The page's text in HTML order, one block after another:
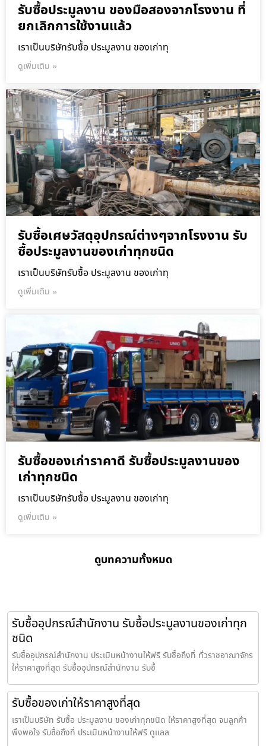
รับซื้อประมูลงาน ของมือสองจากโรงงาน ที่
ยกเลิกการใช้งานแล้ว
เราเป็นบริษัทรับซื้อ ประมูลงาน ของเก่าทุ
ดูเพิ่มเติม »
รับซื้อเศษวัสดุอุปกรณ์ต่างๆจากโรงงาน รับ
ซื้อประมูลงานของเก่าทุกชนิด
เราเป็นบริษัทรับซื้อ ประมูลงาน ของเก่าทุ
ดูเพิ่มเติม »
รับซื้อของเก่าราคาดี รับซื้อประมูลงานของ
เก่าทุกชนิด
เราเป็นบริษัทรับซื้อ ประมูลงาน ของเก่าทุ
ดูเพิ่มเติม »
ดูบทความทั้งหมด
รับซื้ออุปกรณ์สำนักงาน รับซื้อประมูลงานของเก่าทุก
ชนิด
รับซื้ออุปกรณ์สำนักงาน ประเมินหน้างานให้ฟรี รับซื้อถึงที่ ทั่วราชอาณาจักร
ให้ราคาสูงที่สุด รับซื้ออุปกรณ์สำนักงาน รับซื้
รับซื้อของเก่าให้ราคาสูงที่สุด
เราเป็นบริษัท รับซื้อ ประมูลงาน ของเก่าทุกชนิด ให้ราคาสูงที่สุด จนลูกค้า
พึงพอใจ รับซื้อถึงที่ ประเมินหน้างานให้ฟรี ดูแลล